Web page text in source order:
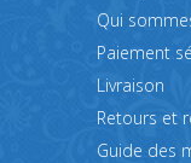
Qui
Paiement
Livraison
Retours et
Guide des